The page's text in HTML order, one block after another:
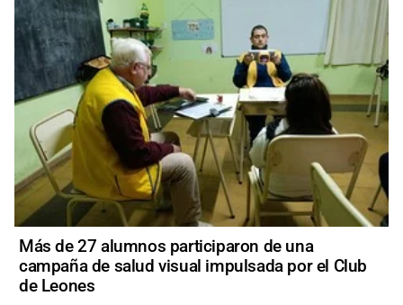
Más de 27 alumnos participaron de una
campaña de salud visual impulsada por el Club
de Leones